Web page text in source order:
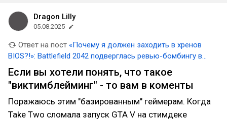
Dragon Lilly
05.08.2025
Ответ на пост «Почему я должен заходить в хренов
BIOS?!»: Battlefield 2042 подверглась ревью-бомбингу в
Steam из-за требования включить Secure Boot на ПК
Если вы хотели понять, что такое
"виктимблейминг" - то вам в коменты
Поражаюсь этим "базированным" геймерам. Когда
Take Two сломала запуск GTA V на стимдеке